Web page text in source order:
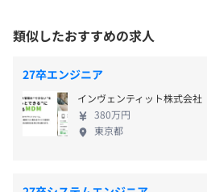
・法人向けチャットサービス「
・法人向け連絡際管理ツール「
・ダイエット歩数計アプリ「
オフィスビルの地下に喫煙所がご
地下鉄東西線西11丁目駅より徒歩
年間休日125日：完全週休二日
休暇・夏季休暇・慶弔休暇・有
の出産など）・育児休暇・永年勤
自己啓発支援の有無及びその内容
新料の負担および報奨金の支給
メンター制度の有無
あり
キャリアコンサルティング制度
2020年持株会社化し、 2023年
ルディングス」変更 テクミラホールディングの主要
株主は大手通信キャリア、大手
直後から長きに渡りともにサー
ています。 【実績】 自社プロダクト開発例 ・
OfficeBot ・Smart アドレス帳 ・
案件例 ・大手通信キャリア
融業界 FinTechや 幅広い分野においてWebサイト
類似したおすすめの求人
27卒エンジニア
インヴェンティット株式会社
380万円
東京都